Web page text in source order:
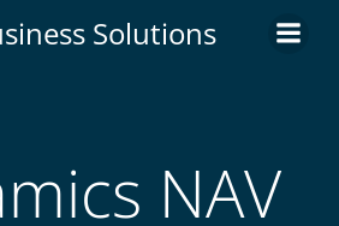
InhaltSolutions
NAV